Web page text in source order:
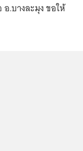
.บางละมุง ขอให้